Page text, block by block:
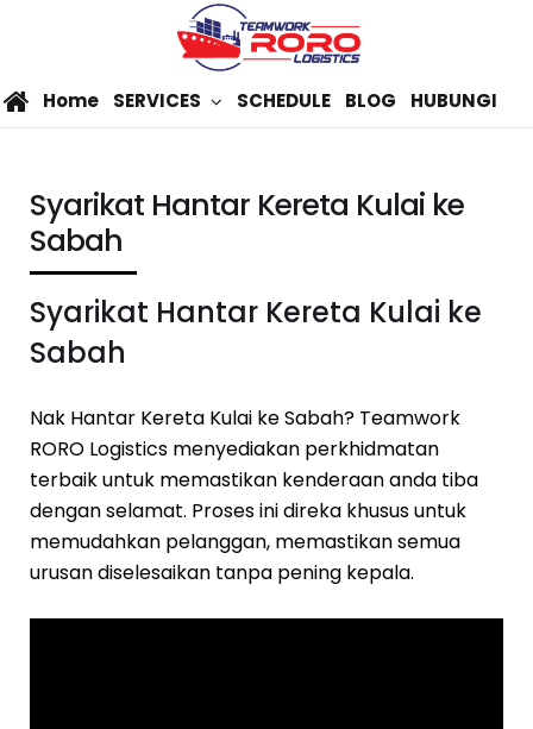
Home SERVICES SCHEDULE BLOG HUBUNGI
Syarikat Hantar Kereta Kulai ke
Sabah
Syarikat Hantar Kereta Kulai ke
Sabah
Nak Hantar Kereta Kulai ke Sabah? Teamwork
RORO Logistics menyediakan perkhidmatan
terbaik untuk memastikan kenderaan anda tiba
dengan selamat. Proses ini direka khusus untuk
memudahkan pelanggan, memastikan semua
urusan diselesaikan tanpa pening kepala.